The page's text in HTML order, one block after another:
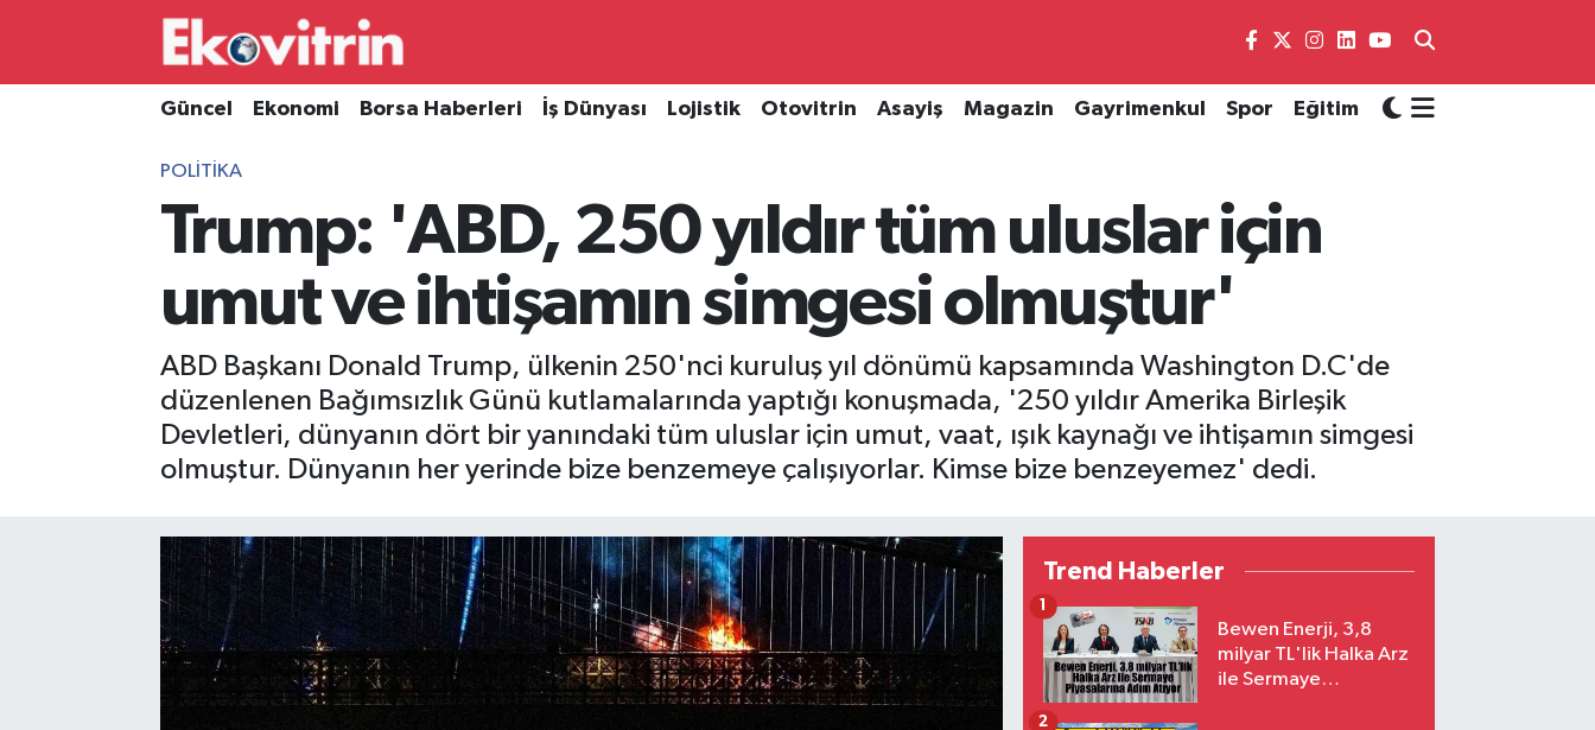
Güncel Ekonomi Borsa Haberleri İş Dünyası Lojistik Otovitrin Asayiş Magazin Gayrimenkul Spor Eğitim
POLITIKA
Trump: 'ABD, 250 yıldır tüm uluslar için
umut ve ihtişamın simgesi olmuştur'
ABD Başkanı Donald Trump, ülkenin 250'nci kuruluş yıl dönümü kapsamında Washington D.C'de
düzenlenen Bağımsızlık Günü kutlamalarında yaptığı konuşmada, '250 yıldır Amerika Birleşik
Devletleri, dünyanın dört bir yanındaki tüm uluslar için umut, vaat, ışık kaynağı ve ihtişamın simgesi
olmuştur. Dünyanın her yerinde bize benzemeye çalışıyorlar. Kimse bize benzeyemez' dedi.
Trend Haberler
Bewen Enerji, 3,8
milyar TL'lik Halka Arz
ile Sermaye
2
Güncel
Borsa Haberleri
Gayrimenkul
Hava Durumu
Süper Lig Puan Durumu ve Fikstür
Son Dakika Haberleri
Haber Arşivi